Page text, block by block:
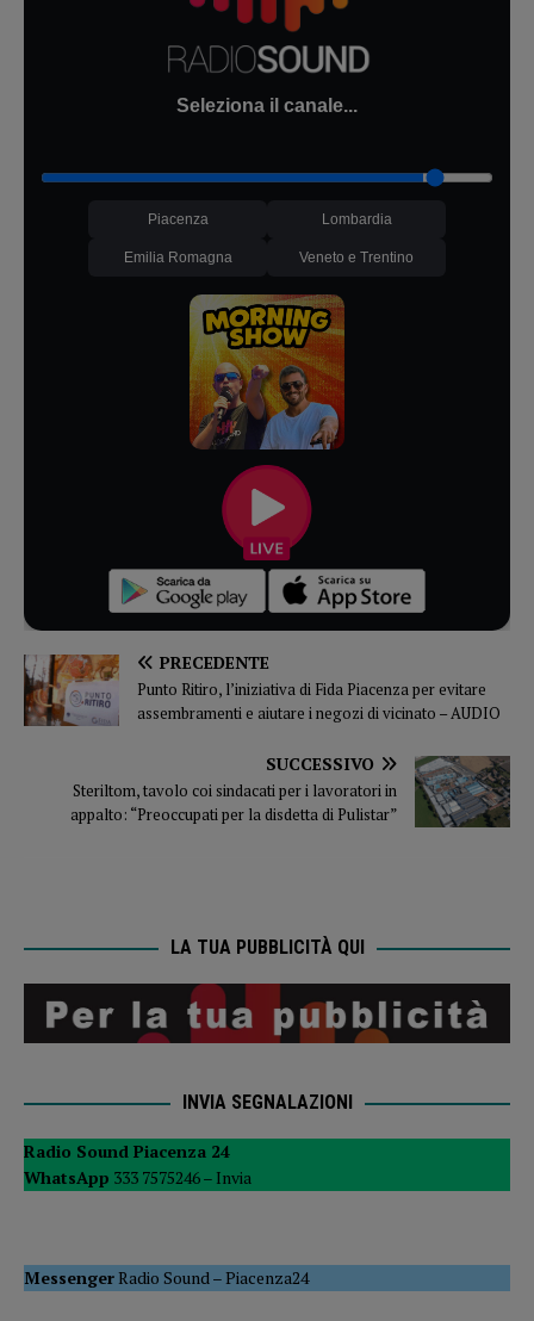
Seleziona il canale...
Piacenza Lombardia
Emilia Romagna Veneto e Trentino
PRECEDENTE
Punto Ritiro, l’iniziativa di Fida Piacenza per evitare
assembramenti e aiutare i negozi di vicinato – AUDIO
SUCCESSIVO
Steriltom, tavolo coi sindacati per i lavoratori in
appalto: “Preoccupati per la disdetta di Pulistar”
LA TUA PUBBLICITÀ QUI
INVIA SEGNALAZIONI
Radio Sound Piacenza 24
WhatsApp 333 7575246 – Invia
MessengerRadio Sound–Piacenza24